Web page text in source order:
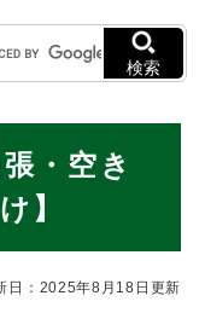
へ
検索
・空き
】
日：2025年8月18日更新